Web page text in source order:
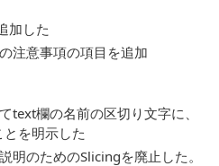
加した
注意事項の項目を追加
text欄の名前の区切り文字に、
を明示した
明のためのSlicingを廃止した。